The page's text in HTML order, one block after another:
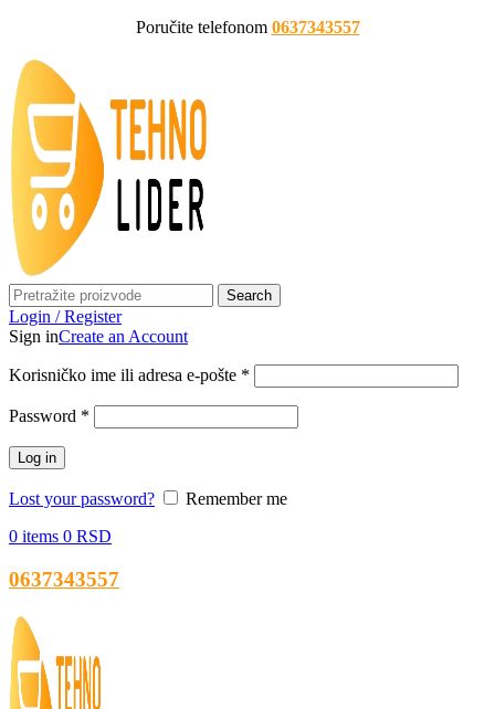
Poručite telefonom 0637343557
Search
Login / Register
Sign inCreate an Account
Korisničko ime ili adresa e-pošte *
Password *
Log in
Lost your password?
Remember me
0 items 0 RSD
0637343557